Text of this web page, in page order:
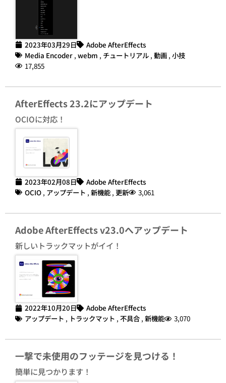
2023年03月29日
Adobe AfterEffects
Media Encoder , webm , チュートリアル , 動画 , 小技
17,855
AfterEffects 23.2にアップデート
OCIOに対応！
2023年02月08日
Adobe AfterEffects
OCIO , アップデート , 新機能 , 更新 3,061
Adobe AfterEffects v23.0へアップデート
新しいトラックマットがイイ！
2022年10月20日
Adobe AfterEffects
アップデート , トラックマット , 不具合 , 新機能 3,070
一撃で未使用のフッテージを見つける！
簡単に見つかります！